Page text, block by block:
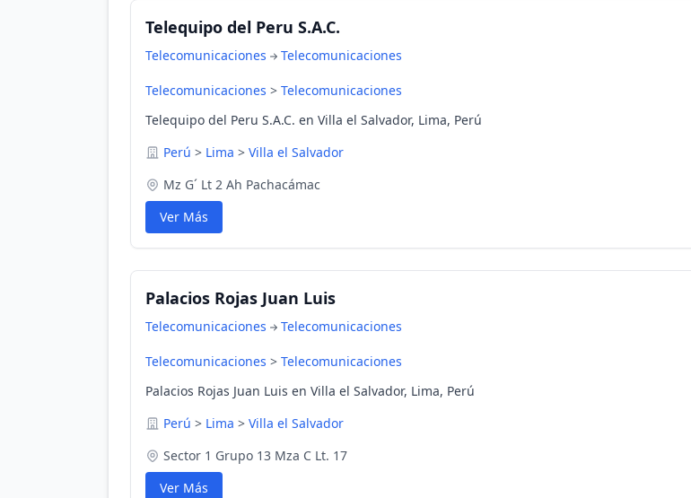
Telequipo del Peru S.A.C.
Telecomunicaciones Telecomunicaciones
Telecomunicaciones > Telecomunicaciones
Telequipo del Peru S.A.C. en Villa el Salvador, Lima, Perú
Perú > Lima > Villa el Salvador
Mz G´ Lt 2 Ah Pachacámac
Ver Más
Palacios Rojas Juan Luis
Telecomunicaciones Telecomunicaciones
Telecomunicaciones > Telecomunicaciones
Palacios Rojas Juan Luis en Villa el Salvador, Lima, Perú
Perú > Lima > Villa el Salvador
Sector 1 Grupo 13 Mza C Lt. 17
Ver Más